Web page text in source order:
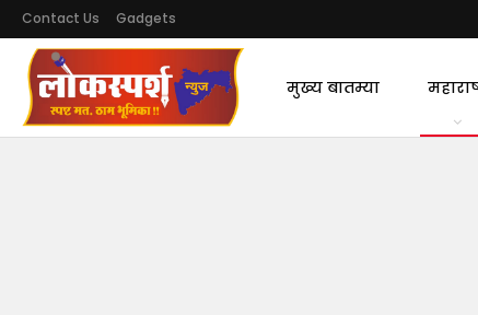
Contact Us Gadgets
मुख्य बातम्या